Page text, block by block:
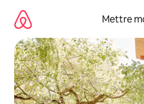
directement
contenu
Mettre